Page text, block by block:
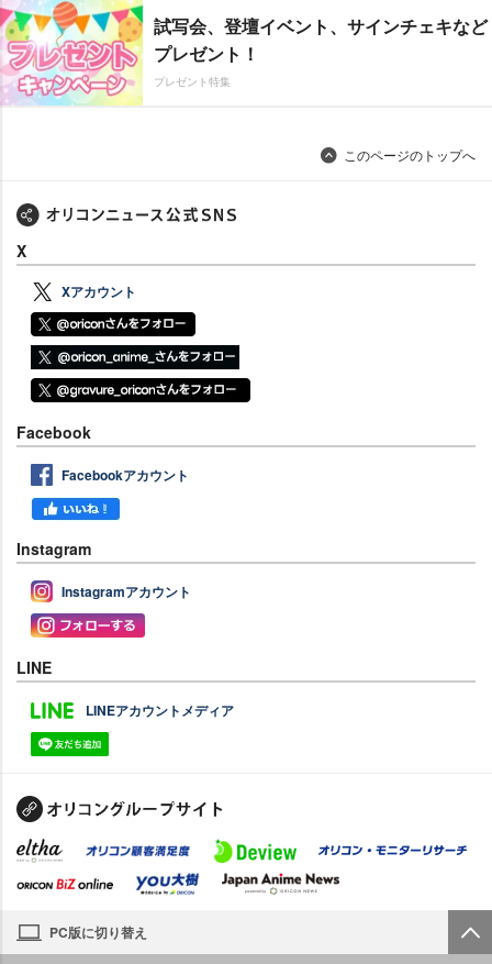
試写会、登壇イベント、サインチェキなど
プレゼント！
プレゼント特集
このページのトップへ
X
Xアカウント
Facebook
Facebookアカウント
Instagram
Instagramアカウント
LINE
LINEアカウントメディア
PC版に切り替え